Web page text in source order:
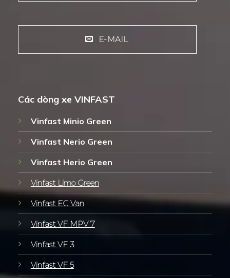
E-MAIL
Các dòng xe VINFAST
Vinfast Minio Green
Vinfast Nerio Green
Vinfast Herio Green
Vinfast Limo Green
Vinfast EC Van
Vinfast VF MPV 7
Vinfast VF 3
Vinfast VF 5